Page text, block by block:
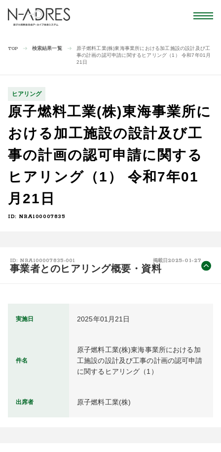
TOP 検索結果一覧
原子燃料工業(株)東海事業所における加工施設の設計及び工
事の計画の認可申請に関するヒアリング（1） 令和7年01月
21日
ヒアリング
原子燃料工業(株)東海事業所に
おける加工施設の設計及び工
事の計画の認可申請に関する
ヒアリング（1） 令和7年01
月21日
ID: NRA100007835
ID: NRA100007835-001 掲載日 2025-01-27
事業者とのヒアリング概要・資料
実施日 2025年01月21日
件名
原子燃料工業(株)東海事業所における加
工施設の設計及び工事の計画の認可申請
に関するヒアリング（1）
出席者 原子燃料工業(株)